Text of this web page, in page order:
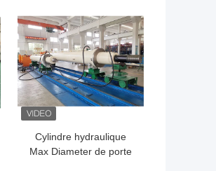
Cylindre hydraulique
Max Diameter de porte